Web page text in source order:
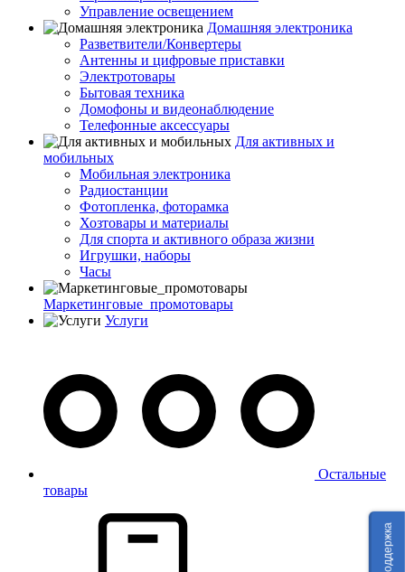
Управление освещением
Домашняя электроника
Разветвители/Конвертеры
Антенны и цифровые приставки
Электротовары
Бытовая техника
Домофоны и видеонаблюдение
Телефонные аксессуары
Для активных и
мобильных
Мобильная электроника
Радиостанции
Фотопленка, фоторамка
Хозтовары и материалы
Для спорта и активного образа жизни
Игрушки, наборы
Часы
Маркетинговые_промотовары
Услуги
Остальные
товары